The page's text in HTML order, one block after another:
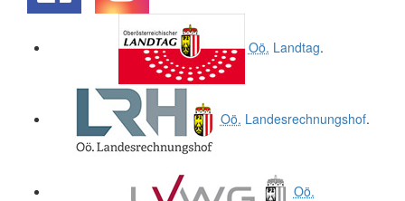
Oö. Landtag.
Oö. Landesrechnungshof.
Oö.